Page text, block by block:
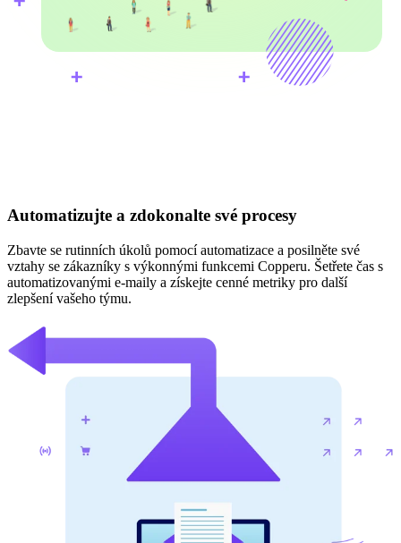
Automatizujte a zdokonalte své procesy
Zbavte se rutinních úkolů pomocí automatizace a posilněte své
vztahy se zákazníky s výkonnými funkcemi Copperu. Šetřete čas s
automatizovanými e-maily a získejte cenné metriky pro další
zlepšení vašeho týmu.